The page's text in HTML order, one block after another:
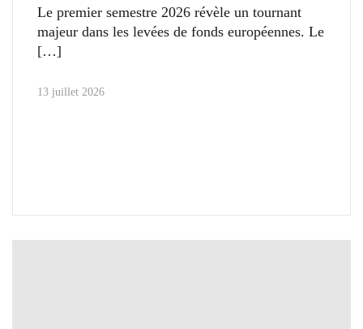
Le premier semestre 2026 révèle un tournant
majeur dans les levées de fonds européennes. Le
13 juillet 2026